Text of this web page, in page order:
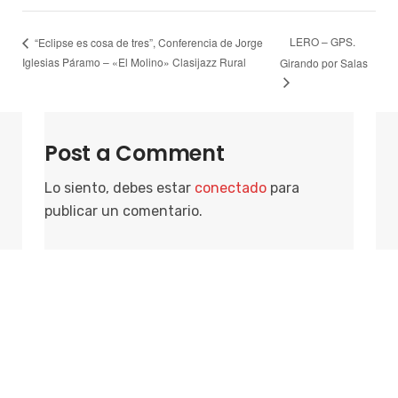
“Eclipse es cosa de tres”, Conferencia de Jorge
Iglesias Páramo – «El Molino» Clasijazz Rural
LERO – GPS.
Girando por Salas
Post a Comment
Lo siento, debes estar conectado para
publicar un comentario.